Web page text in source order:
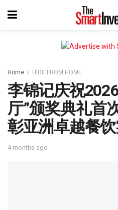
Home HIDE FROM HOME
李锦记庆祝
厅”颁奖典礼首
彰亚洲卓越餐
4 months ago